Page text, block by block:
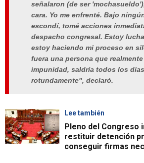
señalaron (de ser
cara. Yo me enfrenté. Bajo
escondí, tomé acciones
despacho congresal. Estoy
estoy haciendo mi proceso en
fuera una persona que
impunidad, saldría todos los
rotundamente", declaró.
Lee también
Pleno del Congreso
restituir detención
conseguir firmas